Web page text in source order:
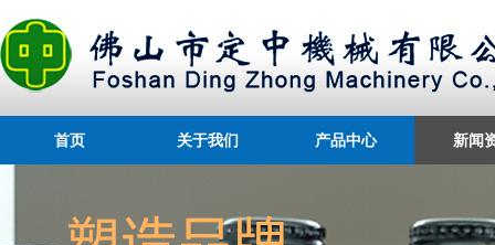
首页 关于我们 产品中心 新闻